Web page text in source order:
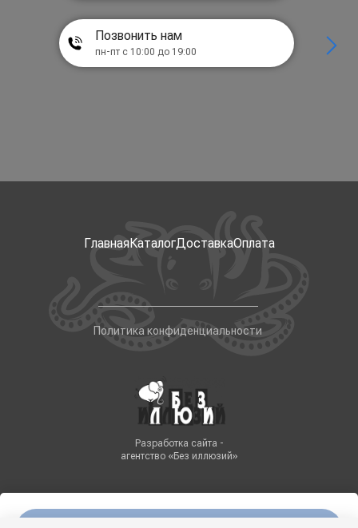
Позвонить нам
пн-пт с 10:00 до 19:00
ГлавнаяКаталогДоставкаОплата
Политика конфиденциальности
Разработка сайта -
агентство «Без иллюзий»